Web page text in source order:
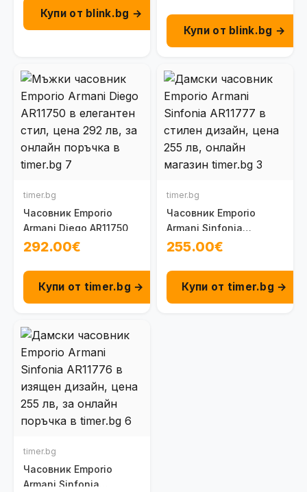
Купи от blink.bg →
Купи от blink.bg →
timer.bg
Часовник Emporio
Armani Diego AR11750
292.00€
Купи от timer.bg →
timer.bg
Часовник Emporio
Armani Sinfonia
AR11777
255.00€
Купи от timer.bg →
timer.bg
Часовник Emporio
Armani Sinfonia